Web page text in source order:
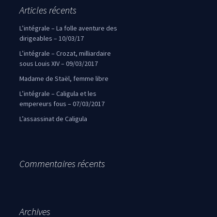
Articles récents
L’intégrale – La folle aventure des
dirigeables – 10/03/17
L’intégrale – Crozat, milliardaire
sous Louis XIV – 09/03/2017
Madame de Staël, femme libre
L’intégrale – Caligula et les
empereurs fous – 07/03/2017
L’assassinat de Caligula
Commentaires récents
Archives